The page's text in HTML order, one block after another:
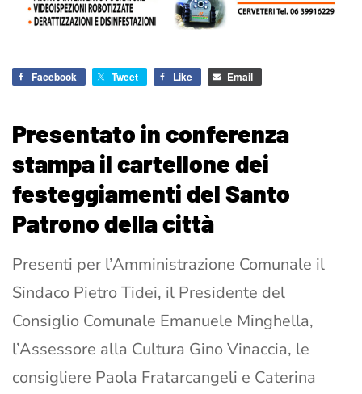
Facebook Tweet Like Email
Presentato in conferenza
stampa il cartellone dei
festeggiamenti del Santo
Patrono della città
Presenti per l’Amministrazione Comunale il
Sindaco Pietro Tidei, il Presidente del
Consiglio Comunale Emanuele Minghella,
l’Assessore alla Cultura Gino Vinaccia, le
consigliere Paola Fratarcangeli e Caterina